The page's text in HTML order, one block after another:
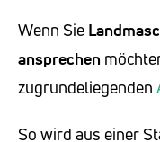
Wenn Sie
ansprechen
zugrundeliegenden
So wird aus einer